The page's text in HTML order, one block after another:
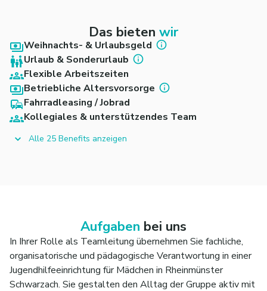
Das bieten wir
Weihnachts- & Urlaubsgeld
Urlaub & Sonderurlaub
Flexible Arbeitszeiten
Betriebliche Altersvorsorge
Fahrradleasing / Jobrad
Kollegiales & unterstützendes Team
Alle 25 Benefits anzeigen
Aufgaben bei uns
In Ihrer Rolle als Teamleitung übernehmen Sie fachliche,
organisatorische und pädagogische Verantwortung in einer
Jugendhilfeeinrichtung für Mädchen in Rheinmünster
Schwarzach. Sie gestalten den Alltag der Gruppe aktiv mit